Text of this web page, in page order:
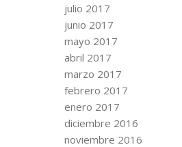
julio 2017
junio 2017
mayo 2017
abril 2017
marzo 2017
febrero 2017
enero 2017
diciembre 2016
noviembre 2016